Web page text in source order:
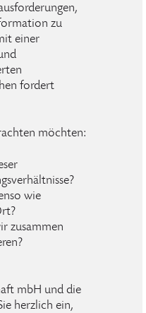
zu
einer
fordert
möchten:
wie
zusammen
mbH und die
herzlich ein,